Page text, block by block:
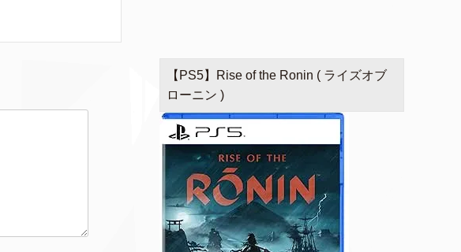
【PS5】Rise of the Ronin ( ライズオブ
ローニン )